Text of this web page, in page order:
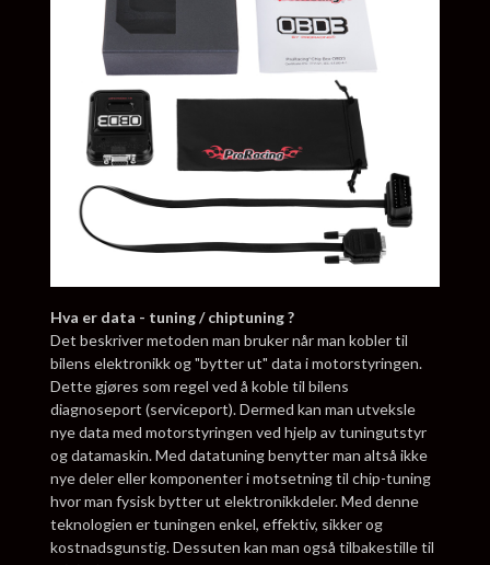
Hva er data - tuning / chiptuning ?
Det beskriver metoden man bruker når man kobler til
bilens elektronikk og "bytter ut" data i motorstyringen.
Dette gjøres som regel ved å koble til bilens
diagnoseport (serviceport). Dermed kan man utveksle
nye data med motorstyringen ved hjelp av tuningutstyr
og datamaskin. Med datatuning benytter man altså ikke
nye deler eller komponenter i motsetning til chip-tuning
hvor man fysisk bytter ut elektronikkdeler. Med denne
teknologien er tuningen enkel, effektiv, sikker og
kostnadsgunstig. Dessuten kan man også tilbakestille til